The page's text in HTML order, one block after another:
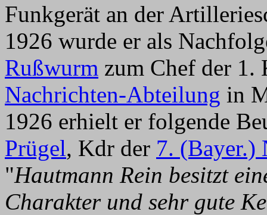
Funkgerät an der
1926 wurde er als
Rußwurm zum Chef der
Nachrichten-Abteilung in
1926 erhielt er folgende
Prügel, Kdr der 7. (Bayer.)
"Hautmann Rein besitzt
Charakter und sehr gute